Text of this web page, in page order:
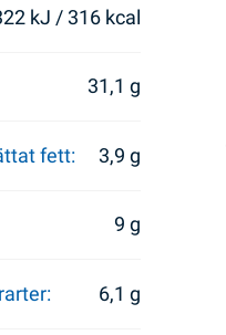
kJ / 316 kcal
31,1 g
fett: 3,9 g
9 g
6,1 g